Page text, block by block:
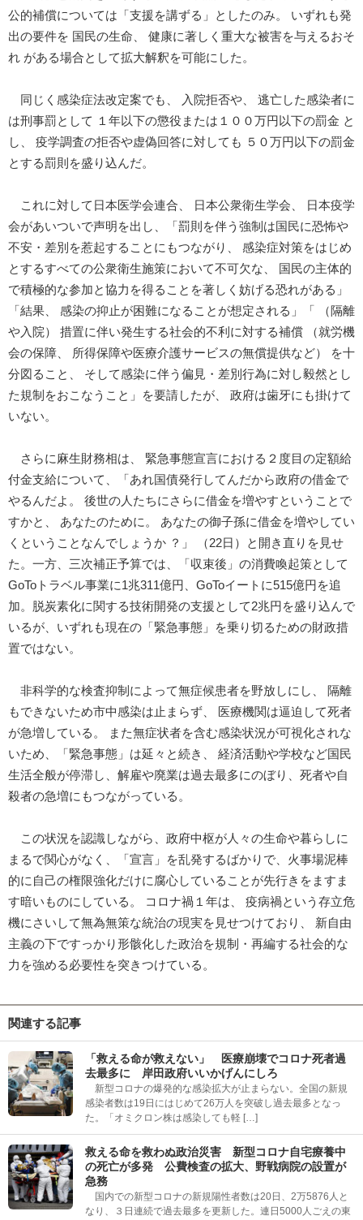
公的補償については「支援を講ずる」としたのみ。 いずれも発
出の要件を 国民の生命、 健康に著しく重大な被害を与えるおそ
れ がある場合として拡大解釈を可能にした。
同じく感染症法改定案でも、 入院拒否や、 逃亡した感染者に
は刑事罰として １年以下の懲役または１００万円以下の罰金 と
し、 疫学調査の拒否や虚偽回答に対しても ５０万円以下の罰金
とする罰則を盛り込んだ。
これに対して日本医学会連合、 日本公衆衛生学会、 日本疫学
会があいついで声明を出し、「罰則を伴う強制は国民に恐怖や
不安・差別を惹起することにもつながり、 感染症対策をはじめ
とするすべての公衆衛生施策において不可欠な、 国民の主体的
で積極的な参加と協力を得ることを著しく妨げる恐れがある」
「結果、 感染の抑止が困難になることが想定される」「 （隔離
や入院） 措置に伴い発生する社会的不利に対する補償 （就労機
会の保障、 所得保障や医療介護サービスの無償提供など） を十
分図ること、 そして感染に伴う偏見・差別行為に対し毅然とし
た規制をおこなうこと」を要請したが、 政府は歯牙にも掛けて
いない。
さらに麻生財務相は、 緊急事態宣言における２度目の定額給
付金支給について、「あれ国債発行してんだから政府の借金で
やるんだよ。 後世の人たちにさらに借金を増やすということで
すかと、 あなたのために。 あなたの御子孫に借金を増やしてい
くということなんでしょうか ？」 （22日）と開き直りを見せ
た。一方、三次補正予算では、「収束後」の消費喚起策として
GoToトラベル事業に1兆311億円、GoToイートに515億円を追
加。脱炭素化に関する技術開発の支援として2兆円を盛り込んで
いるが、いずれも現在の「緊急事態」を乗り切るための財政措
置ではない。
非科学的な検査抑制によって無症候患者を野放しにし、 隔離
もできないため市中感染は止まらず、 医療機関は逼迫して死者
が急増している。 また無症状者を含む感染状況が可視化されな
いため、「緊急事態」は延々と続き、 経済活動や学校など国民
生活全般が停滞し、解雇や廃業は過去最多にのぼり、死者や自
殺者の急増にもつながっている。
この状況を認識しながら、政府中枢が人々の生命や暮らしに
まるで関心がなく、「宣言」を乱発するばかりで、火事場泥棒
的に自己の権限強化だけに腐心していることが先行きをますま
す暗いものにしている。 コロナ禍１年は、 疫病禍という存立危
機にさいして無為無策な統治の現実を見せつけており、 新自由
主義の下ですっかり形骸化した政治を規制・再編する社会的な
力を強める必要性を突きつけている。
関連する記事
「救える命が救えない」 医療崩壊でコロナ死者過
去最多に 岸田政府いいかげんにしろ
新型コロナの爆発的な感染拡大が止まらない。全国の新規
感染者数は19日にはじめて26万人を突破し過去最多となっ
た。「オミクロン株は感染しても軽 […]
救える命を救わぬ政治災害 新型コロナ自宅療養中
の死亡が多発 公費検査の拡大、野戦病院の設置が
急務
国内での新型コロナの新規陽性者数は20日、2万5876人と
なり、３日連続で過去最多を更新した。連日5000人ごえの東